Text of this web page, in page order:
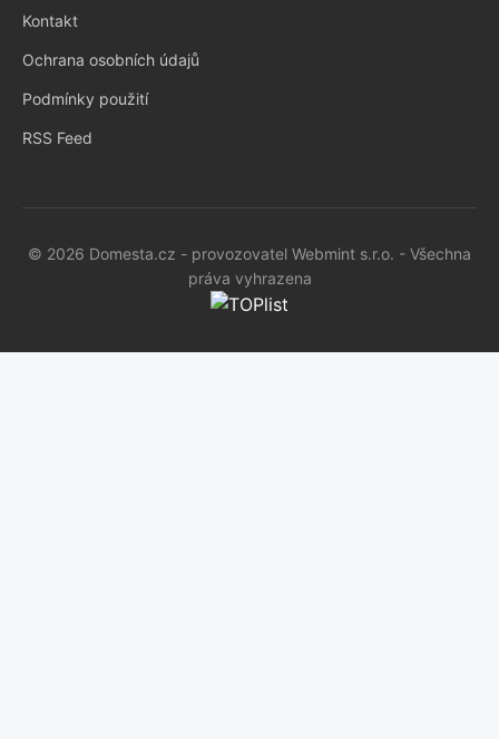
Kontakt
Ochrana osobních údajů
Podmínky použití
RSS Feed
© 2026 Domesta.cz - provozovatel Webmint s.r.o. - Všechna
práva vyhrazena